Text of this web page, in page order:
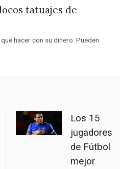
tatuajes de
hacer con su dinero. Pueden
Los 15
jugadores
de Fútbol
mejor